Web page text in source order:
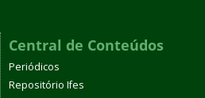
Central de Conteúdos
Periódicos
Repositório Ifes